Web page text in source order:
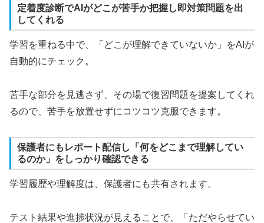
定着度診断でAIがどこが苦手か把握し即対策問題を出
してくれる
学習を重ねる中で、「どこが理解できていないか」をAIが
自動的にチェック。
苦手な部分を見逃さず、その場で復習問題を提案してくれ
るので、苦手を放置せずにコツコツ克服できます。
保護者にもレポート配信し「何をどこまで理解してい
るのか」をしっかり確認できる
学習履歴や理解度は、保護者にも共有されます。
テスト結果や進捗状況が見えることで、「ただやらせてい